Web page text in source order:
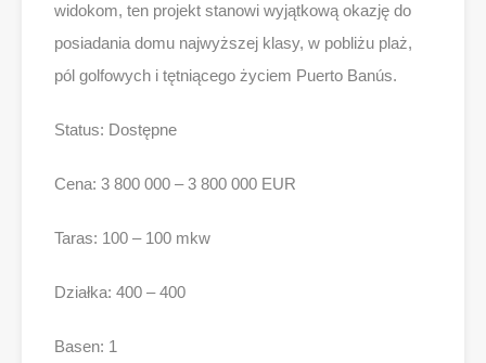
widokom, ten projekt stanowi wyjątkową okazję do
posiadania domu najwyższej klasy, w pobliżu plaż,
pól golfowych i tętniącego życiem Puerto Banús.
Status: Dostępne
Cena: 3 800 000 – 3 800 000 EUR
Taras: 100 – 100 mkw
Działka: 400 – 400
Basen: 1